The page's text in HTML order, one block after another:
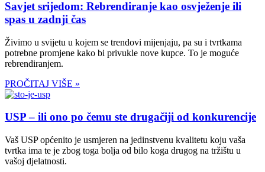
Savjet srijedom: Rebrendiranje kao osvježenje ili
spas u zadnji čas
Živimo u svijetu u kojem se trendovi mijenjaju, pa su i tvrtkama
potrebne promjene kako bi privukle nove kupce. To je moguće
rebrendiranjem.
PROČITAJ VIŠE »
USP – ili ono po čemu ste drugačiji od konkurencije
Vaš USP općenito je usmjeren na jedinstvenu kvalitetu koju vaša
tvrtka ima te je zbog toga bolja od bilo koga drugog na tržištu u
vašoj djelatnosti.